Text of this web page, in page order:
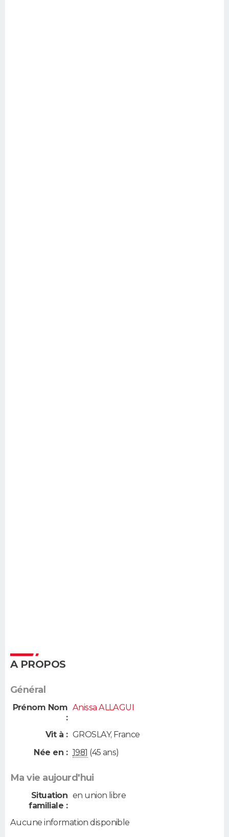
A PROPOS
Général
Prénom Nom
:
Anissa ALLAGUI
Vit à : GROSLAY, France
Née en : 1981 (45 ans)
Ma vie aujourd'hui
Situation
familiale :
en union libre
Aucune information disponible